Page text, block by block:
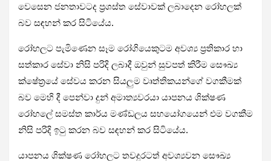
වෙසෙන ජනතාවටද ප්‍රශස්ත සේවාවක් ලබාදෙන රෝහලක්
බව සඳහන් කර සිටියේය.
රෝහලට පැමිණෙන සෑම රෝගියෙකුටම අවශ්‍ය ප්‍රතිකාර හා
සත්කාර සේවා නිසි පරිදි ලබාදී ඔවුන් සුවපත් කිරීම සෞඛ්‍ය
ක්ෂේත්‍රයේ සේවය කරන සියලුම වෘත්තිකයන්ගේ වගකීමක්
බව මෙහි දී පෙන්වා දුන් අමාත්‍යවරයා යාපනය ශික්ෂණ
රෝහලේ සමස්ත කාර්ය මණ්ඩලය සහයෝගයෙන් එම වගකීම
නිසි පරිදි ඉටු කරන බව සඳහන් කර සිටියේය.
යාපනය ශික්ෂණ රෝහලට තවදුරටත් අවශ්‍යවන සෞඛ්‍ය